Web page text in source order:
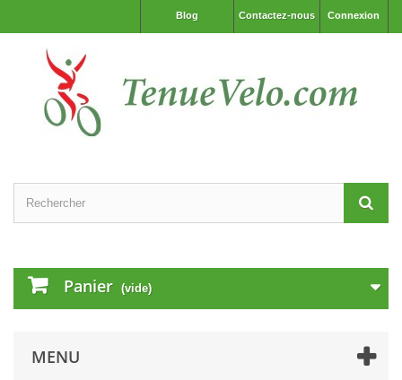
Connexion
Contactez-nous
Blog
Panier (vide)
MENU